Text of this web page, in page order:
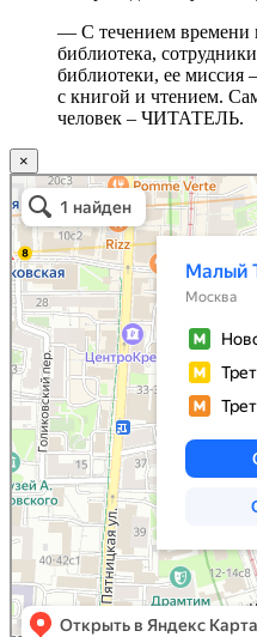
— С течением
библиотека,
библиотеки, ее миссия
с книгой и чтением.
человек – ЧИТАТЕЛЬ.
×
Москва
Малый Татарский переулок, 8 на
Яндекс.Карты